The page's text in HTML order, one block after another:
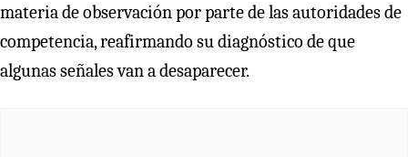
materia de observación por parte de las autoridades de
competencia, reafirmando su diagnóstico de que
algunas señales van a desaparecer.